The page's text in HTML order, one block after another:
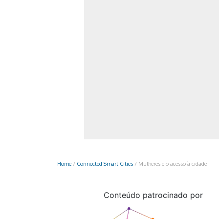
Home / Connected Smart Cities / Mulheres e o acesso à cidade
Conteúdo patrocinado por